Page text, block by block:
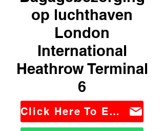
op luchthaven
London
International
Heathrow Terminal
6
Click Here To Email Us